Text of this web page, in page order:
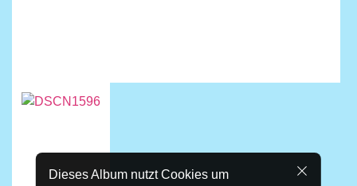
Dieses Album nutzt Cookies um